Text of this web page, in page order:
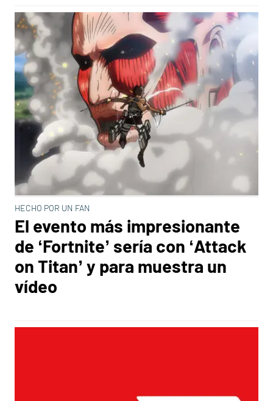
HECHO POR UN FAN
El evento más impresionante
de ‘Fortnite’ sería con ‘Attack
on Titan’ y para muestra un
vídeo